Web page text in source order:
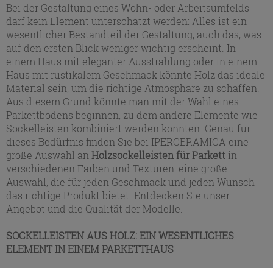
Bei der Gestaltung eines Wohn- oder Arbeitsumfelds
darf kein Element unterschätzt werden: Alles ist ein
wesentlicher Bestandteil der Gestaltung, auch das, was
auf den ersten Blick weniger wichtig erscheint. In
einem Haus mit eleganter Ausstrahlung oder in einem
Haus mit rustikalem Geschmack könnte Holz das ideale
Material sein, um die richtige Atmosphäre zu schaffen.
Aus diesem Grund könnte man mit der Wahl eines
Parkettbodens beginnen, zu dem andere Elemente wie
Sockelleisten kombiniert werden könnten. Genau für
dieses Bedürfnis finden Sie bei IPERCERAMICA eine
große Auswahl an Holzsockelleisten für Parkett in
verschiedenen Farben und Texturen: eine große
Auswahl, die für jeden Geschmack und jeden Wunsch
das richtige Produkt bietet. Entdecken Sie unser
Angebot und die Qualität der Modelle.
SOCKELLEISTEN AUS HOLZ: EIN WESENTLICHES
ELEMENT IN EINEM PARKETTHAUS